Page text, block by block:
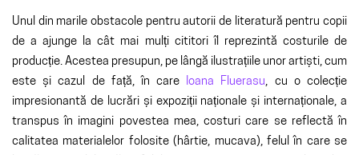
Unul din marile obstacole pentru autorii de literatură pentru copii
de a ajunge la cât mai mulți cititori îl reprezintă costurile de
producție. Acestea presupun, pe lângă ilustrațiile unor artiști, cum
este și cazul de față, în care Ioana Fluerasu, cu o colecție
impresionantă de lucrări și expoziții naționale și internaționale, a
transpus în imagini povestea mea, costuri care se reflectă în
calitatea materialelor folosite (hârtie, mucava), felul în care se